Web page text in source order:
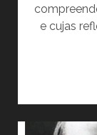
e cujas